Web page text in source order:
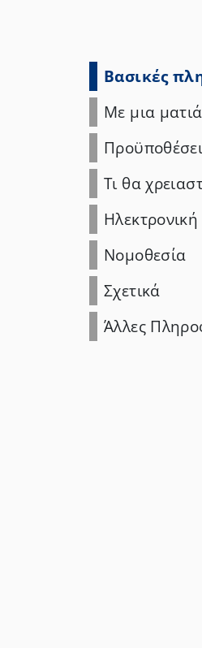
Βασικές
Με μια ματιά
Τι θα
Νομοθεσία
Σχετικά
Άλλες